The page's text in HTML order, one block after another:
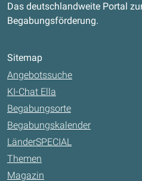
Das deutschlandweite Portal
Begabungsförderung.
Sitemap
Angebotssuche
KI-Chat Ella
Begabungsorte
Begabungskalender
LänderSPECIAL
Themen
Magazin